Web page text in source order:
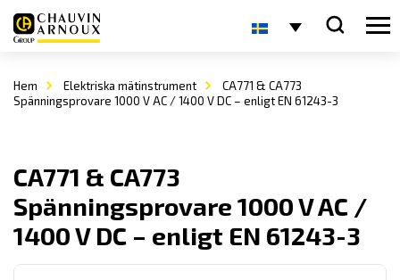
Hem Elektriska mätinstrument
CA771 & CA773
Spänningsprovare 1000 V AC / 1400 V DC – enligt EN 61243-3
CA771 & CA773
Spänningsprovare 1000 V AC /
1400 V DC – enligt EN 61243-3